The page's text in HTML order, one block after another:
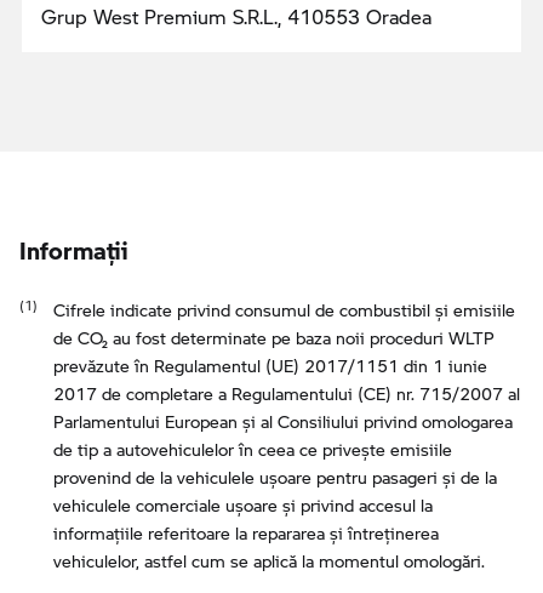
Grup West Premium S.R.L., 410553 Oradea
Informaţii
Cifrele indicate privind consumul de combustibil şi emisiile
de CO₂ au fost determinate pe baza noii proceduri WLTP
prevăzute în Regulamentul (UE) 2017/1151 din 1 iunie
2017 de completare a Regulamentului (CE) nr. 715/2007 al
Parlamentului European şi al Consiliului privind omologarea
de tip a autovehiculelor în ceea ce priveşte emisiile
provenind de la vehiculele uşoare pentru pasageri şi de la
vehiculele comerciale uşoare şi privind accesul la
informaţiile referitoare la repararea şi întreţinerea
vehiculelor, astfel cum se aplică la momentul omologări.